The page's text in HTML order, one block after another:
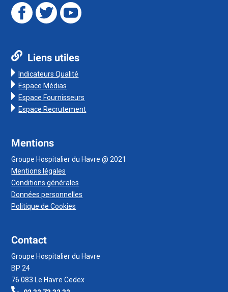
Liens utiles
Indicateurs Qualité
Espace Médias
Espace Fournisseurs
Espace Recrutement
Mentions
Groupe Hospitalier du Havre @ 2021
Mentions légales
Conditions générales
Données personnelles
Politique de Cookies
Contact
Groupe Hospitalier du Havre
BP 24
76 083 Le Havre Cedex